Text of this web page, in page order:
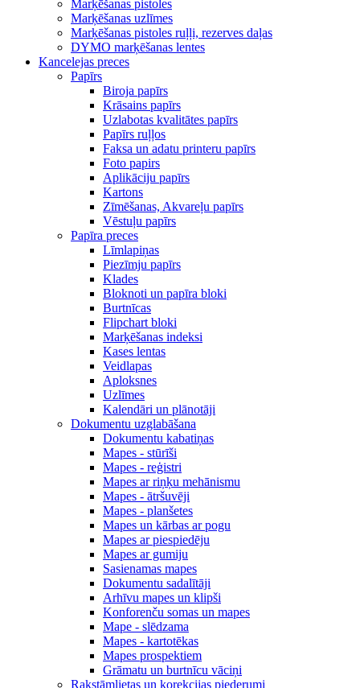
Marķēšanas pistoles
Marķēšanas uzlīmes
Marķēšanas pistoles ruļļi, rezerves daļas
DYMO marķēšanas lentes
Kancelejas preces
Papīrs
Biroja papīrs
Krāsains papīrs
Uzlabotas kvalitātes papīrs
Papīrs ruļļos
Faksa un adatu printeru papīrs
Foto papirs
Aplikāciju papīrs
Kartons
Zīmēšanas, Akvareļu papīrs
Vēstuļu papīrs
Papīra preces
Līmlapiņas
Piezīmju papīrs
Klades
Bloknoti un papīra bloki
Burtnīcas
Flipchart bloki
Marķēšanas indeksi
Kases lentas
Veidlapas
Aploksnes
Uzlīmes
Kalendāri un plānotāji
Dokumentu uzglabāšana
Dokumentu kabatiņas
Mapes - stūrīši
Mapes - reģistri
Mapes ar riņķu mehānismu
Mapes - ātršuvēji
Mapes - planšetes
Mapes un kārbas ar pogu
Mapes ar piespiedēju
Mapes ar gumiju
Sasienamas mapes
Dokumentu sadalītāji
Arhīvu mapes un klipši
Konforenču somas un mapes
Mape - slēdzama
Mapes - kartotēkas
Mapes prospektiem
Grāmatu un burtnīcu vāciņi
Rakstāmlietas un korekcijas piederumi